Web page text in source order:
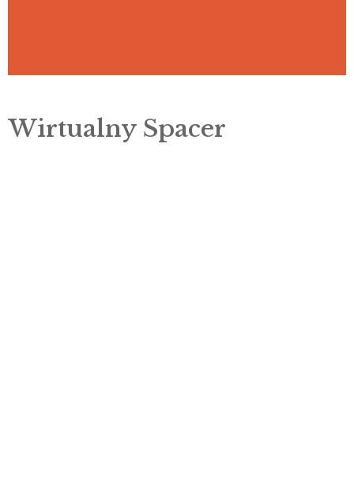
Wirtualny Spacer